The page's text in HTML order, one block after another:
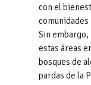
con el
comunidades
Sin embargo,
estas áreas
bosques de
pardas de la